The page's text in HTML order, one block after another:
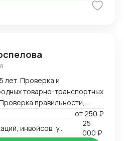
лет. Проверка и
товарно-транспортных
правильности,
перевозочных
Определение кода
метода определения
от250 ₽
Составление спецификаций, инвойсов, упаковочных листов
25
000 ₽